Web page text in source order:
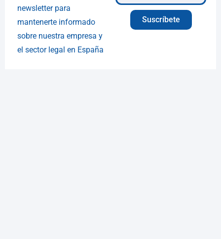
newsletter para
mantenerte informado
sobre nuestra empresa y
el sector legal en España
Suscríbete